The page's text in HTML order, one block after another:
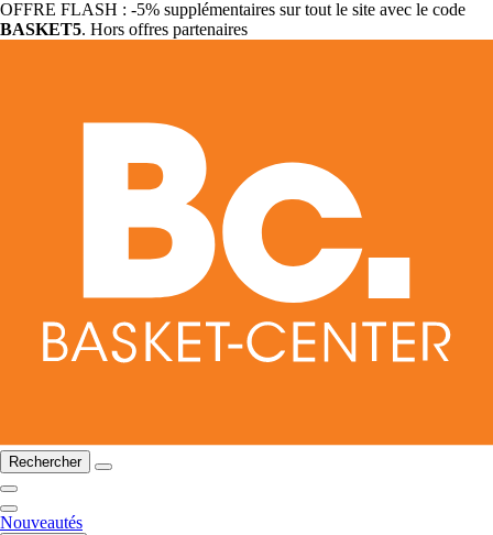
OFFRE FLASH : -5% supplémentaires sur tout le site avec le code
BASKET5. Hors offres partenaires
Rechercher
Nouveautés